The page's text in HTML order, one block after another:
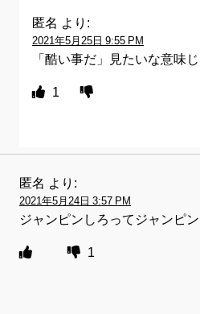
匿名 より:
2021年5月25日 9:55 PM
「酷い事だ」見たいな意味
1
匿名 より:
2021年5月24日 3:57 PM
ジャンピンしろってジャンピン
1